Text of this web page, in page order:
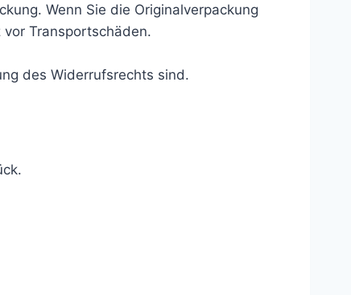
Wenn Sie die Originalverpackung
Transportschäden.
des Widerrufsrechts sind.